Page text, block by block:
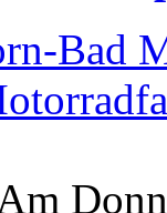
Bad